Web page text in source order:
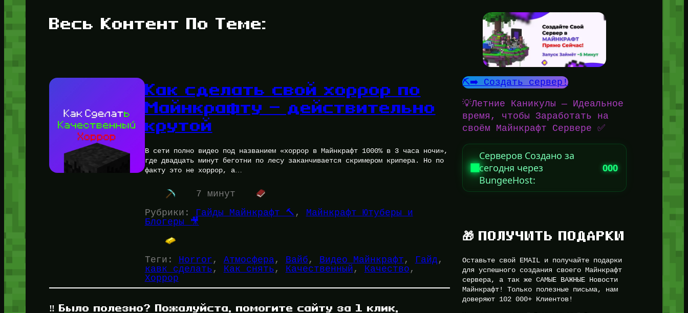
Весь Контент По Теме:
Как сделать свой хоррор по
Майнкрафту — действительно
крутой
В сети полно видео под названием «хоррор в Майнкрафт 1000% в 3 часа ночи»,
где двадцать минут беготни по лесу заканчивается скримером крипера. Но по
факту это не хоррор, а…
7 минут
Рубрики:
Гайды Майнкрафт 🔨 , Майнкрафт Ютуберы и
Блогеры 🎥
Теги: Horror , Атмосфера, Вайб , Видео Майнкрафт , Гайд
кавк сделать , Как снять , Качественный , Качество
Хоррор
‼️ Было полезно? Пожалуйста, помогите сайту за 1 клик,
⛏️➡️ Создать сервер!
💡Летние Каникулы — Идеальное
время, чтобы Заработать на
своём Майнкрафт Сервере ✅
Серверов Создано за
сегодня через
BungeeHost:
000
🎁 ПОЛУЧИТЬ ПОДАРКИ
Оставьте свой EMAIL и получайте подарки
для успешного создания своего Майнкрафт
сервера, а так же САМЫЕ ВАЖНЫЕ Новости
Майнкрафт! Только полезные письма, нам
доверяют 102 000+ Клиентов!